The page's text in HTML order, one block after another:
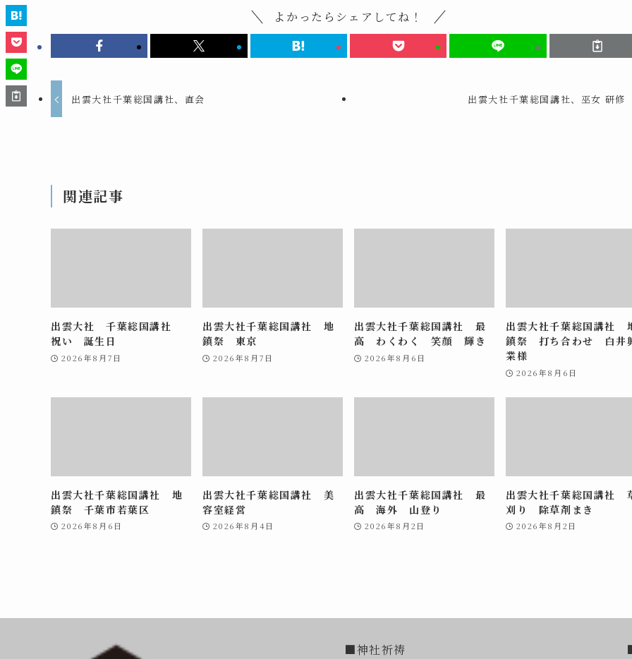
よかったらシェアしてね！
出雲大社千葉総国講社、直会 出雲大社千葉総国講社、巫女 研修
関連記事
出雲大社 千葉総国講社
祝い 誕生日
2026年8月7日
出雲大社千葉総国講社 地
鎮祭 東京
2026年8月7日
出雲大社千葉総国講社 最
高 わくわく 笑顔 輝き
2026年8月6日
出雲大社千葉総国講社
鎮祭 打ち合わせ 白井
業様
2026年8月6日
出雲大社千葉総国講社 地
鎮祭 千葉市若葉区
2026年8月6日
出雲大社千葉総国講社 美
容室経営
2026年8月4日
出雲大社千葉総国講社 最
高 海外 山登り
2026年8月2日
出雲大社千葉総国講社
刈り 除草剤まき
2026年8月2日
■神社祈祷